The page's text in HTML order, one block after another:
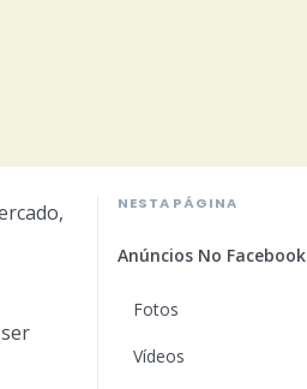
NESTA PÁGINA
Anúncios No Facebook
Fotos
Vídeos